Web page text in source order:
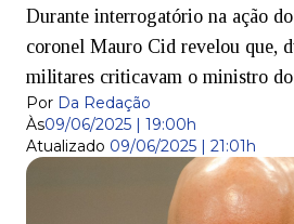
Durante interrogatório na ação
coronel Mauro Cid revelou que,
militares criticavam o ministro
Por Da Redação
Às09/06/2025 | 19:00h
Atualizado 09/06/2025 | 21:01h